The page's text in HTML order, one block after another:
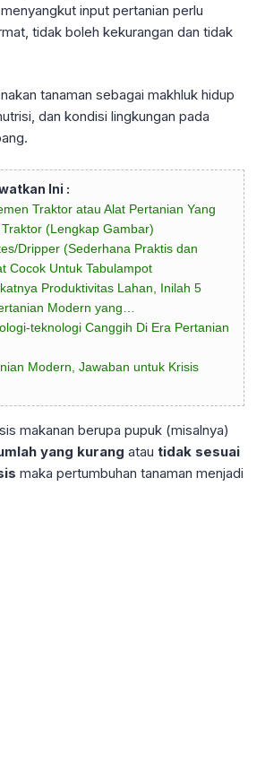
input pertanian perlu
tidak boleh kekurangan dan tidak
tanaman sebagai makhluk hidup
dan kondisi lingkungan pada
Ini :
Traktor atau Alat Pertanian Yang
(Lengkap Gambar)
Dripper (Sederhana Praktis dan
Cocok Untuk Tabulampot
Produktivitas Lahan, Inilah 5
Modern yang…
teknologi Canggih Di Era Pertanian
Modern, Jawaban untuk Krisis
makanan berupa pupuk (misalnya)
yang kurang atau tidak sesuai
maka pertumbuhan tanaman menjadi